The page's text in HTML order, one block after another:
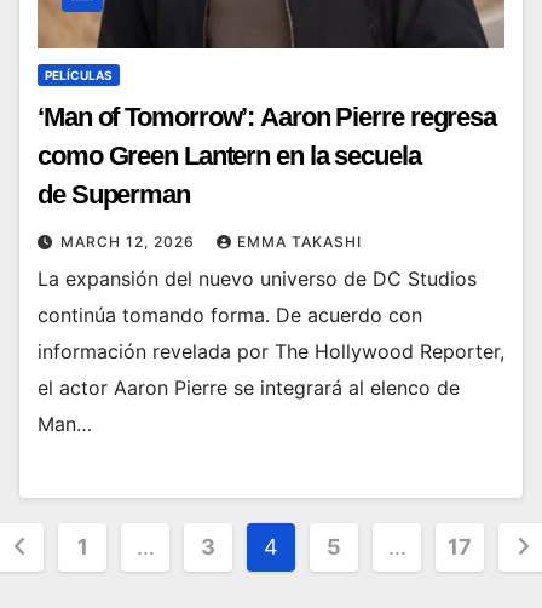
PELÍCULAS
‘Man of Tomorrow’: Aaron Pierre regresa
como Green Lantern en la secuela
de Superman
MARCH 12, 2026 EMMA TAKASHI
La expansión del nuevo universo de DC Studios
continúa tomando forma. De acuerdo con
información revelada por The Hollywood Reporter,
el actor Aaron Pierre se integrará al elenco de
Man…
1 … 3 4 5 … 17